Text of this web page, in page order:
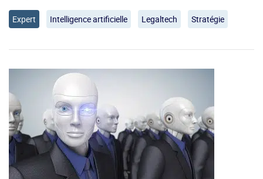
Expert Intelligence artificielle Legaltech Stratégie